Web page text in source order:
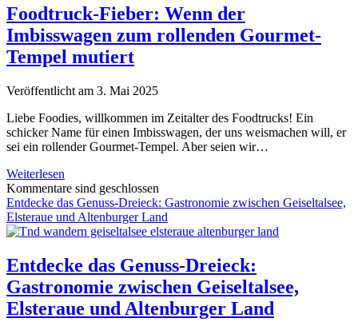
Eine
Entdeckungsreise
durch
die
Welt
Gewürze
Kräuter
Skandinaviens
Foodtruck-Fieber: Wenn der
Imbisswagen zum rollenden Gourmet-
Tempel mutiert
Veröffentlicht am 3. Mai 2025
Liebe Foodies, willkommen im Zeitalter des Foodtrucks! Ein
schicker Name für einen Imbisswagen, der uns weismachen will, er
sei ein rollender Gourmet-Tempel. Aber seien wir…
Weiterlesen
Fieber:
Wenn
der
Imbisswagen
rollenden
Gourmet-
Tempel
Kommentare sind geschlossen
Entdecke das Genuss-Dreieck: Gastronomie zwischen Geiseltalsee,
Elsteraue und Altenburger Land
Entdecke das Genuss-Dreieck:
Gastronomie zwischen Geiseltalsee,
Elsteraue und Altenburger Land